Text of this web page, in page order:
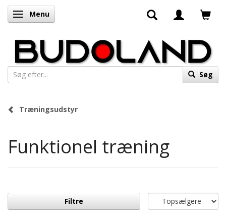
Skifte navigation
Menu
Søg
Træningsudstyr
Funktionel træning
Filtre